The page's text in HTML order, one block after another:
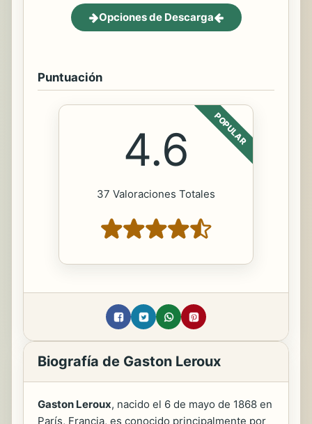
Opciones de Descarga
Puntuación
POPULAR
4.6
37 Valoraciones Totales
Biografía de Gaston Leroux
Gaston Leroux, nacido el 6 de mayo de 1868 en
París, Francia, es conocido principalmente por